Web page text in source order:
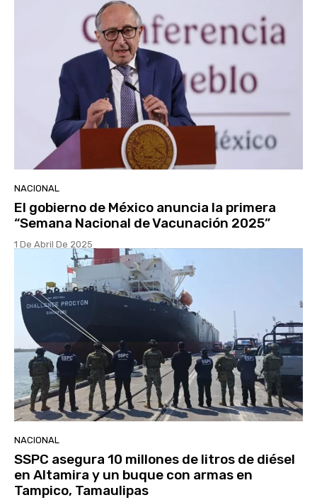
NACIONAL
El gobierno de México anuncia la primera
“Semana Nacional de Vacunación 2025”
1 De Abril De 2025
NACIONAL
SSPC asegura 10 millones de litros de diésel
en Altamira y un buque con armas en
Tampico, Tamaulipas